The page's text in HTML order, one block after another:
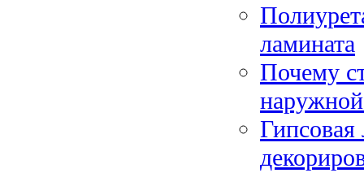
ламината
Почему
Гипсовая